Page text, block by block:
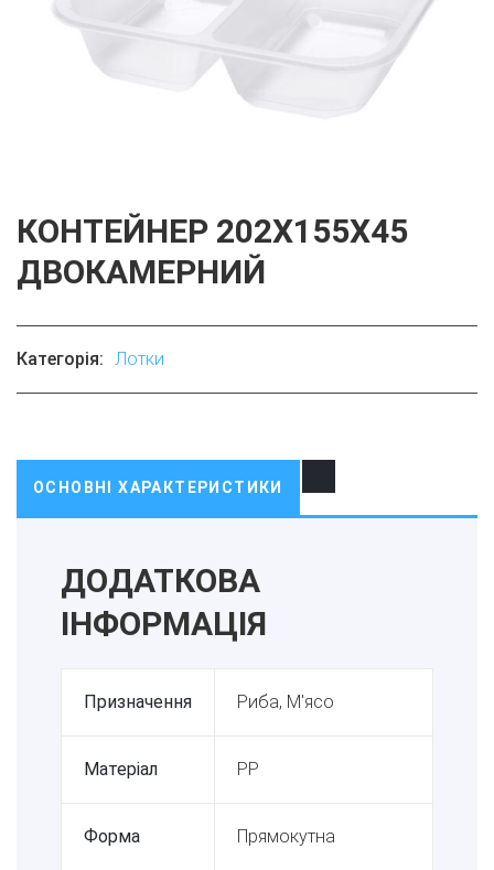
КОНТЕЙНЕР 202X155X45
ДВОКАМЕРНИЙ
Категорія: Лотки
ОСНОВНІ ХАРАКТЕРИСТИКИ
ДОДАТКОВА
ІНФОРМАЦІЯ
Призначення Риба, М'ясо
Матеріал PP
Форма Прямокутна